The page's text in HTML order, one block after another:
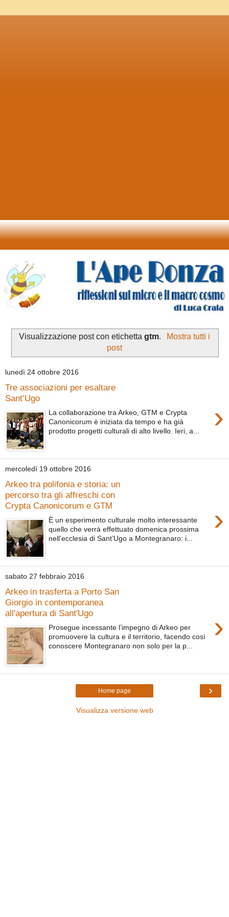
Visualizzazione post con etichettagtm.
Mostra tutti i
post
lunedì 24 ottobre 2016
Tre associazioni per esaltare
Sant’Ugo
›
La collaborazione tra Arkeo, GTM e Crypta
Canonicorum è iniziata da tempo e ha già
prodotto progetti culturali di alto livello. Ieri, a...
mercoledì 19 ottobre 2016
Arkeo tra polifonia e storia: un
percorso tra gli affreschi con
Crypta Canonicorum e GTM
›
È un esperimento culturale molto interessante
quello che verrà effettuato domenica prossima
nell’ecclesia di Sant’Ugo a Montegranaro: i...
sabato 27 febbraio 2016
Arkeo in trasferta a Porto San
Giorgio in contemporanea
all'apertura di Sant'Ugo
›
Prosegue incessante l’impegno di Arkeo per
promuovere la cultura e il territorio, facendo così
conoscere Montegranaro non solo per la p...
›
Home page
Visualizza versione web